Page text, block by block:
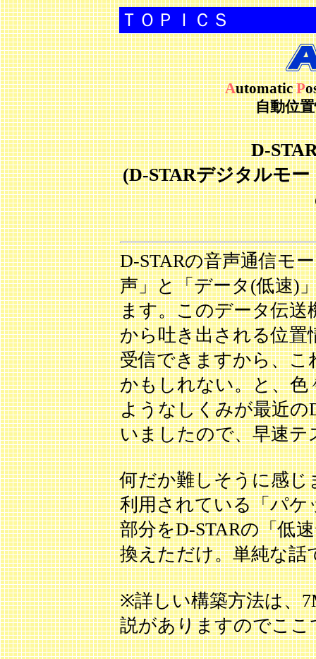
ＴＯＰＩＣＳ
AutomaticP
自動位
D-
(D-STARデジタルモ
D-STARの音声通信モ
声」と「データ(低速)
ます。このデータ伝送
から吐き出される位置
受信できますから、こ
かもしれない。と、
ようなしくみが最近の
いましたので、早速
何だか難しそうに感じ
利用されている「パケ
部分をD-STARの「低
換えただけ。単純な話
※詳しい構築方法は、
説がありますのでここ